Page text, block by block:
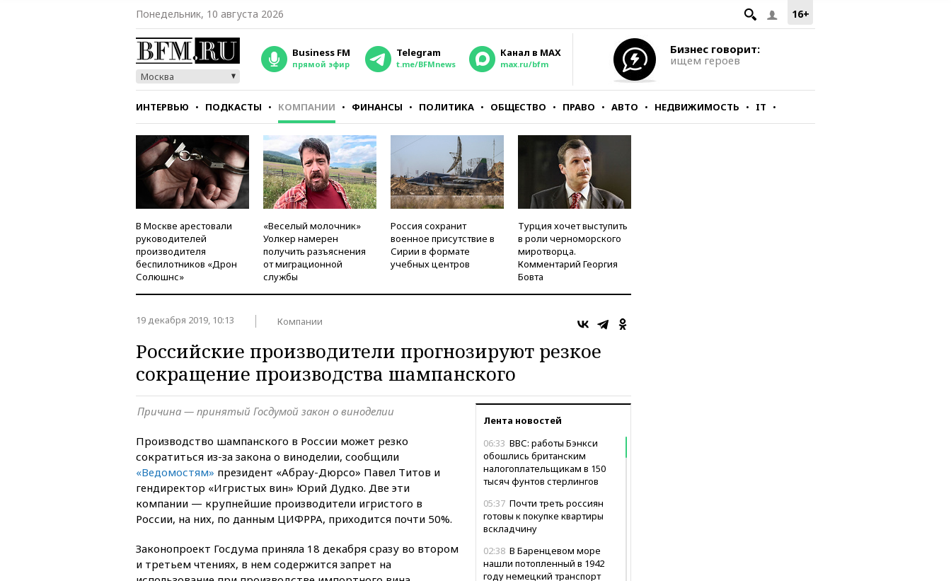
16+
Понедельник, 10 августа 2026
Москва
Business FM
прямой эфир
Telegram
t.me/BFMnews
Канал в MAX
max.ru/bfm
Бизнес говорит:
ищем героев
ИНТЕРВЬЮ ПОДКАСТЫ КОМПАНИИ ФИНАНСЫ ПОЛИТИКА ОБЩЕСТВО ПРАВО АВТО НЕДВИЖИМОСТЬ IT
СТИЛЬ ТЕСТЫ
В Москве арестовали
руководителей
производителя
беспилотников «Дрон
Солюшнс»
«Веселый молочник»
Уолкер намерен
получить разъяснения
от миграционной
службы
Россия сохранит
военное присутствие в
Сирии в формате
учебных центров
Турция хочет выступить
в роли черноморского
миротворца.
Комментарий Георгия
Бовта
19 декабря 2019, 10:13 Компании
Российские производители прогнозируют резкое
сокращение производства шампанского
Лента новостей
06:33 ВВС: работы Бэнкси
обошлись британским
налогоплательщикам в 150
тысяч фунтов стерлингов
05:37 Почти треть россиян
готовы к покупке квартиры
вскладчину
02:38 В Баренцевом море
нашли потопленный в 1942
году немецкий транспорт
Причина — принятый Госдумой закон о виноделии
Производство шампанского в России может резко
сократиться из-за закона о виноделии, сообщили
«Ведомостям» президент «Абрау-Дюрсо» Павел Титов и
гендиректор «Игристых вин» Юрий Дудко. Две эти
компании — крупнейшие производители игристого в
России, на них, по данным ЦИФРРА, приходится почти 50%.
Законопроект Госдума приняла 18 декабря сразу во втором
и третьем чтениях, в нем содержится запрет на